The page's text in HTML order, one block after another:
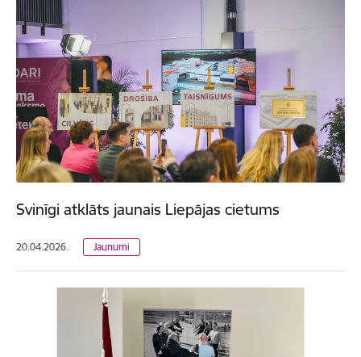
Svinīgi atklāts jaunais Liepājas cietums
20.04.2026. Jaunumi